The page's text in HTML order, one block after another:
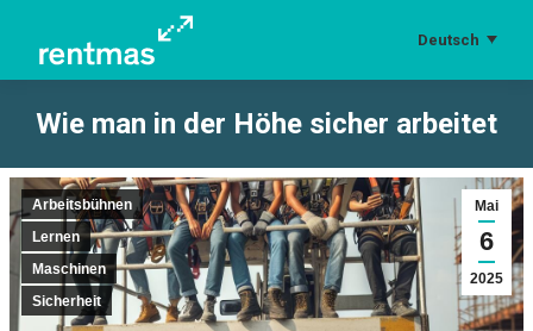
Deutsch
Wie man in der Höhe sicher arbeitet
Mai
6
2025
Arbeitsbühnen
Lernen
Maschinen
Sicherheit